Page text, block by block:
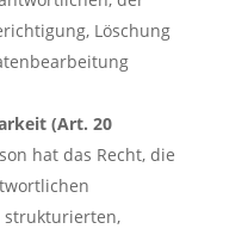
Löschung
(Art. 20
hat das Recht, die
strukturierten,